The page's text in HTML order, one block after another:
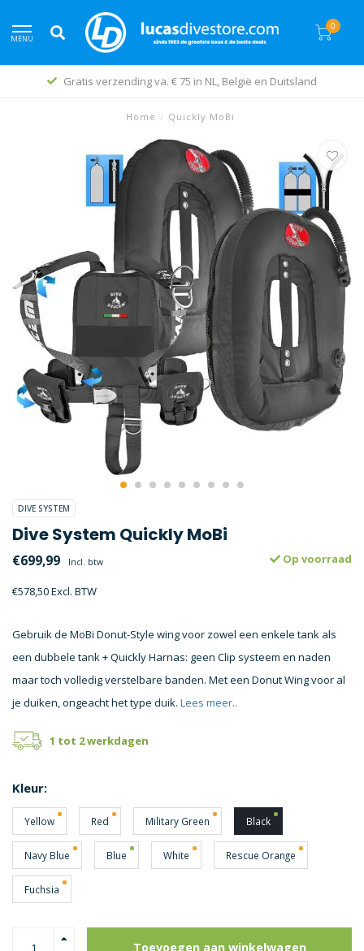
MENU
0
Gratis verzending va. € 75 in NL, België en Duitsland
Home / Quickly MoBi
DIVE SYSTEM
Dive System Quickly MoBi
€699,99 Incl. btw
€578,50 Excl. BTW
Op voorraad
Gebruik de MoBi Donut-Style wing voor zowel een enkele tank als
een dubbele tank + Quickly Harnas: geen Clip systeem en naden
maar toch volledig verstelbare banden. Met een Donut Wing voor al
je duiken, ongeacht het type duik. Lees meer..
1 tot 2 werkdagen
Kleur:
Yellow Red Military Green Black
Navy Blue Blue White Rescue Orange
Fuchsia
Toevoegen aan winkelwagen